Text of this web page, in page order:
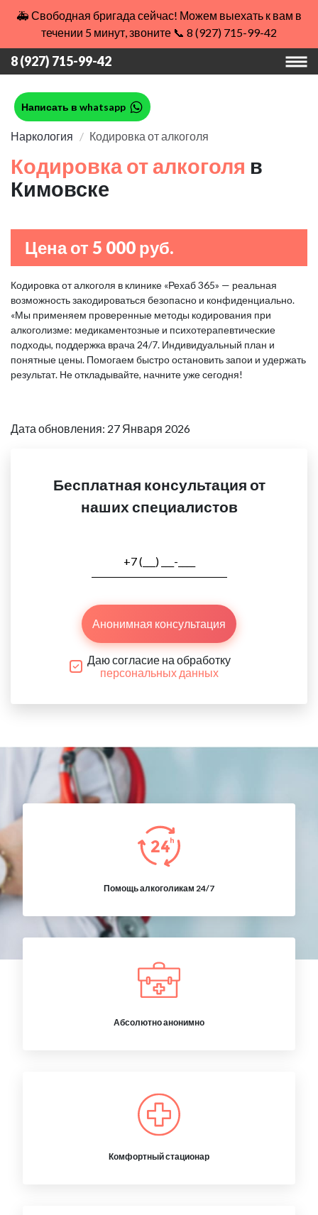
🚑 Свободная бригада сейчас! Можем выехать к вам в
течении 5 минут, звоните 📞 8 (927) 715-99-42
8 (927) 715-99-42
Написать в whatsapp
Наркология Кодировка от алкоголя
Кодировка от алкоголя в
Кимовске
Цена от 5 000 руб.
Кодировка от алкоголя в клинике «Рехаб 365» — реальная
возможность закодироваться безопасно и конфиденциально.
«Мы применяем проверенные методы кодирования при
алкоголизме: медикаментозные и психотерапевтические
подходы, поддержка врача 24/7. Индивидуальный план и
понятные цены. Помогаем быстро остановить запои и удержать
результат. Не откладывайте, начните уже сегодня!
Дата обновления: 27 Января 2026
Бесплатная консультация от
наших специалистов
Анонимная консультация
Даю согласие на обработку
персональных данных
Помощь алкоголикам 24/7
Абсолютно анонимно
Комфортный стационар